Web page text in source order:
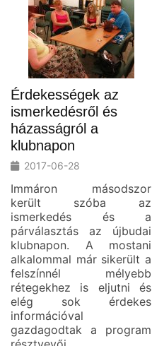
Érdekességek az
ismerkedésről és
házasságról a
klubnapon
2017-06-28
Immáron másodszor
került szóba az
ismerkedés és a
párválasztás az újbudai
klubnapon. A mostani
alkalommal már sikerült a
felszínnél mélyebb
rétegekhez is eljutni és
elég sok érdekes
információval
gazdagodtak a program